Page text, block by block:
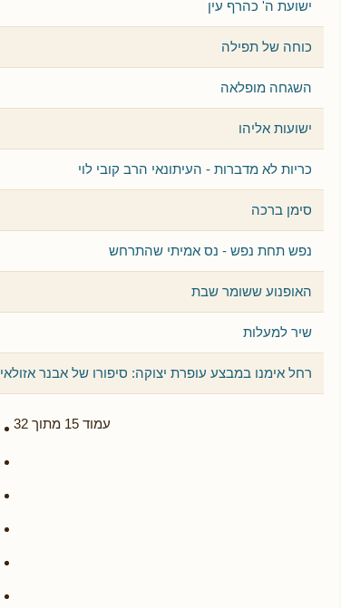
ישועת ה' כהרף עין
כוחה של תפילה
השגחה מופלאה
ישועות אליהו
כריות לא מדברות - העיתונאי הרב קובי לוי
סימן ברכה
נפש תחת נפש - נס אמיתי שהתרחש
האופנוע ששומר שבת
שיר למעלות
רחל אימנו במבצע עופרת יצוקה: סיפורו של אבנר אזולאי
עמוד 15 מתוך 32